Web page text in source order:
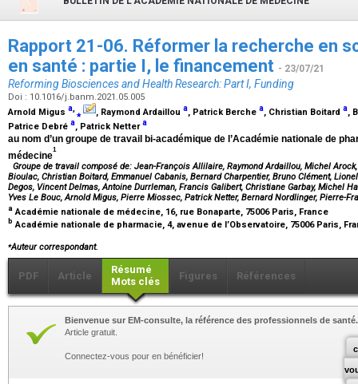
Rapport 21-06. Réformer la recherche en
en santé : partie I, le financement - 23/07/21
Reforming Biosciences and Health Research: Part I, Funding
Doi : 10.1016/j.banm.2021.05.005
Arnold Migus a,⁎ , Raymond Ardaillou a, Patrick Berche a, Christian Boitard a,
Patrice Debré a, Patrick Nettera
au nom d’un groupe de travail bi-académique de l’Académie nationale de
médecine
1
Groupe de travail composé de: Jean-François Allilaire, Raymond Ardaillou, Michel
Bioulac, Christian Boitard, Emmanuel Cabanis, Bernard Charpentier, Bruno Clément,
Degos, Vincent Delmas, Antoine Durrleman, Francis Galibert, Christiane Garbay, Michel
Yves Le Bouc, Arnold Migus, Pierre Miossec, Patrick Netter, Bernard Nordlinger, Pierre-
a Académie nationale de médecine, 16, rue Bonaparte, 75006 Paris, France
b Académie nationale de pharmacie, 4, avenue de l’Observatoire, 75006 Paris,
⁎Auteur correspondant.
PDF Article
Résumé
Mots clés
Figures Références
Bienvenue sur EM-consulte, la référence des professionnels de santé.
Article gratuit.
Connectez-vous pour en bénéficier!